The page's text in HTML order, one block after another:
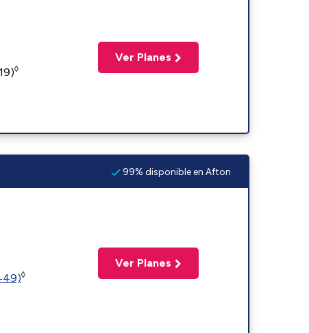
◊
Ver Planes
99% disponible en Afton
◊
Ver Planes